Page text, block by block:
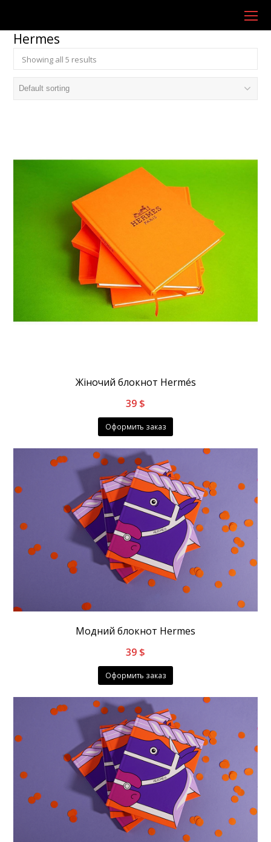
Hermes
Showing all 5 results
Жіночий блокнот Hermés
39 $
Оформить заказ
Модний блокнот Hermes
39 $
Оформить заказ